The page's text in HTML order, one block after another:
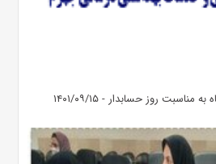
روز حسابدار - ۱۴۰۱/۰۹/۱۵